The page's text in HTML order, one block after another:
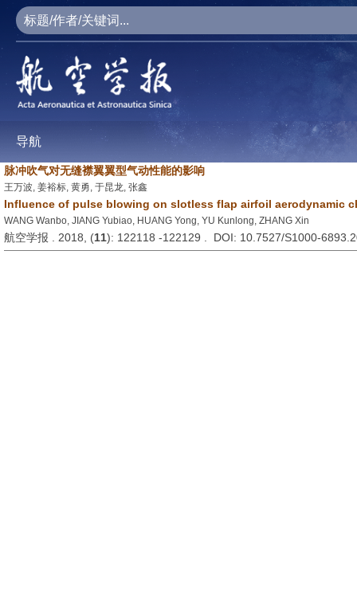
导航
脉冲吹气对无缝襟翼翼型气动性能的影响
王万波, 姜裕标, 黄勇, 于昆龙, 张鑫
Influence of pulse blowing on slotless flap airfoil aerodynamic
WANG Wanbo, JIANG Yubiao, HUANG Yong, YU Kunlong, ZHANG Xin
航空学报 . 2018, (11): 122118 -122129 . DOI: 10.7527/S1000-